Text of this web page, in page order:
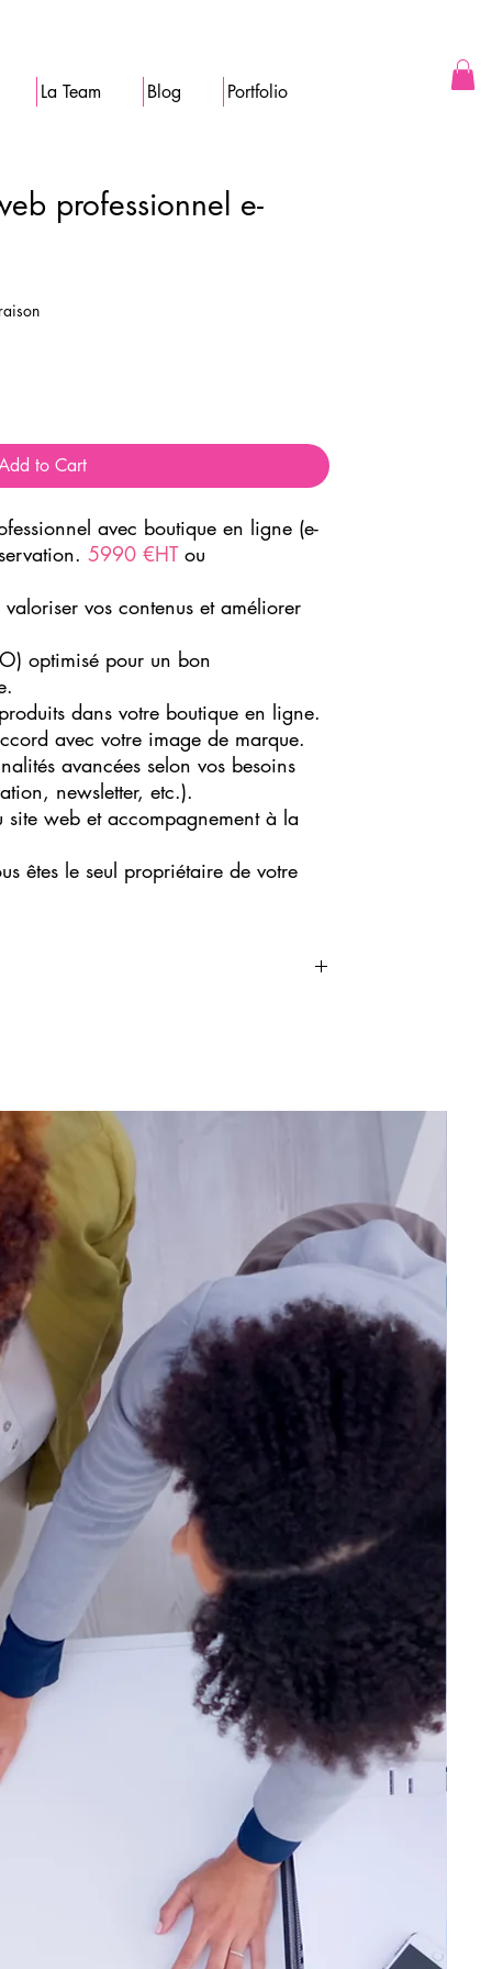
La Team Blog Portfolio
professionnel e-
to Cart
avec boutique en ligne (e-
5990 €HTou
vos contenus et améliorer
optimisé pour un bon
dans votre boutique en ligne.
avec votre image de marque.
avancées selon vos besoins
newsletter, etc.).
web et accompagnement à la
êtes le seul propriétaire de votre
01.87.44.31.31.